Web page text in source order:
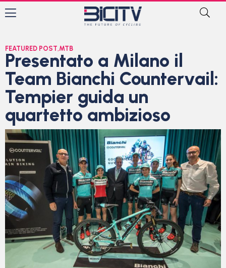
FEATURED POST,MTB
Presentato a Milano il
Team Bianchi Countervail:
Tempier guida un
quartetto ambizioso